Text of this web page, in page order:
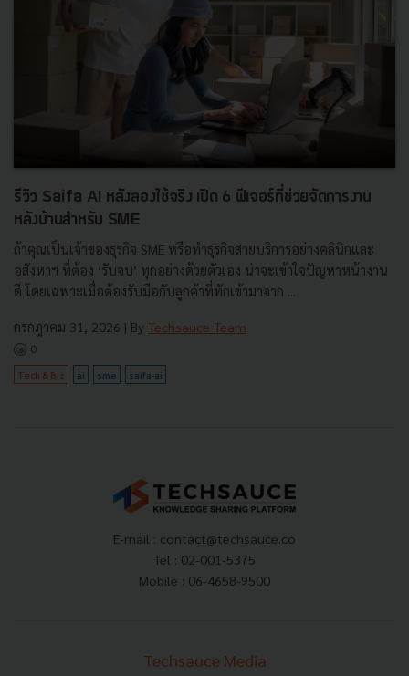
รีวิว Saifa AI หลังลองใช้จริง เปิด 6 ฟีเจอร์ที่ช่วยจัดการงาน
หลังบ้านสำหรับ SME
ถ้าคุณเป็นเจ้าของธุรกิจ SME หรือทำธุรกิจสายบริการอย่างคลินิกและ
อสังหาฯ ที่ต้อง ‘รับจบ’ ทุกอย่างด้วยตัวเอง น่าจะเข้าใจปัญหาหน้างาน
ดี โดยเฉพาะเมื่อต้องรับมือกับลูกค้าที่ทักเข้ามาจาก ...
กรกฎาคม 31, 2026 | By Techsauce Team
0
Tech & Biz ai sme saifa-ai
E-mail : contact@techsauce.co
Tel : 02-001-5375
Mobile : 06-4658-9500
Techsauce Media